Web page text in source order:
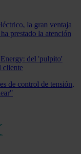
la gran ventaja
prestado la atención
del 'pulpito'
cliente
de control de tensión,